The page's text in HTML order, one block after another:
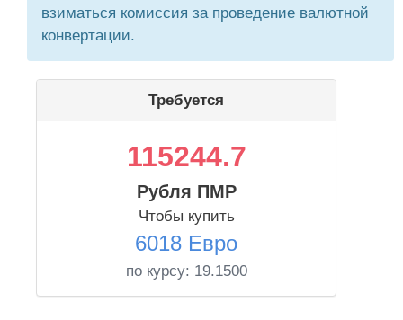
взиматься комиссия за проведение валютной
конвертации.
Требуется
115244.7
Рубля ПМР
Чтобы купить
6018 Евро
по курсу: 19.1500